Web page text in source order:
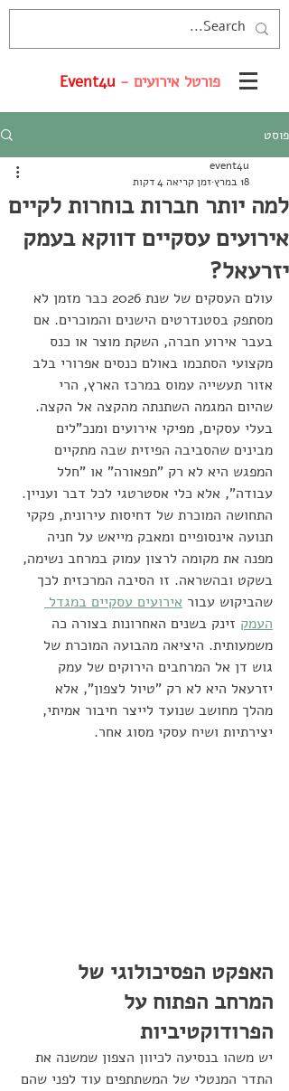
פורטל אירועים - Event4u
פוסט
למה יותר חברות בוחרות לקיים
אירועים עסקיים דווקא בעמק
יזרעאל?
event4u
18 במרץ
זמן קריאה 4 דקות
עולם העסקים של שנת 2026 כבר מזמן לא
מסתפק בסטנדרטים הישנים והמוכרים. אם
בעבר אירוע חברה, השקת מוצר או כנס
מקצועי הסתכמו באולם כנסים אפרורי בלב
אזור תעשייה עמוס במרכז הארץ, הרי
שהיום המגמה השתנתה מהקצה אל הקצה.
בעלי עסקים, מפיקי אירועים ומנכ"לים
מבינים שהסביבה הפיזית שבה מתקיים
המפגש היא לא רק "תפאורה" או "חלל
עבודה", אלא כלי אסטרטגי לכל דבר ועניין.
התחושה המוכרת של דחיסות עירונית, פקקי
תנועה אינסופיים ומאבק מייאש על חניה
מפנה את מקומה לרצון עמוק במרחב נשימה,
בשקט ובהשראה. זו הסיבה המרכזית לכך
שהביקוש עבור אירועים עסקיים במגדל
העמק זינק בשנים האחרונות בצורה כה
משמעותית. היציאה מהבועה המוכרת של
גוש דן אל המרחבים הירוקים של עמק
יזרעאל היא לא רק "טיול לצפון", אלא
מהלך מחושב שנועד לייצר חיבור אמיתי,
יצירתיות ושיח עסקי מסוג אחר.
האפקט הפסיכולוגי של
המרחב הפתוח על
הפרודוקטיביות
יש משהו בנסיעה לכיוון הצפון שמשנה את
התדר המנטלי של המשתתפים עוד לפני שהם